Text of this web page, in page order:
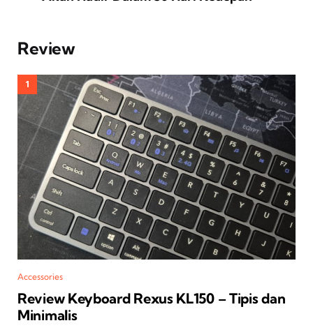
Review
Accessories
Review Keyboard Rexus KL150 – Tipis dan
Minimalis